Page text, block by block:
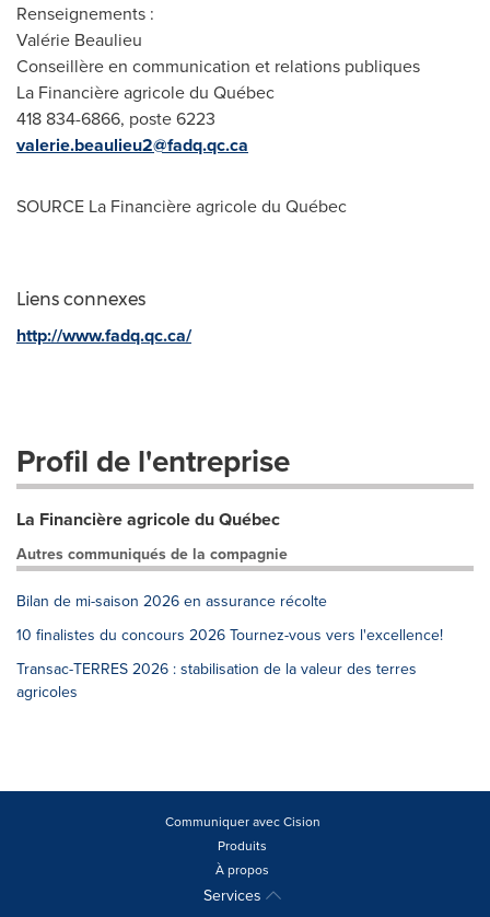
Renseignements :
Valérie Beaulieu
Conseillère en communication et relations publiques
La Financière agricole du Québec
418 834-6866, poste 6223
valerie.beaulieu2@fadq.qc.ca
SOURCE La Financière agricole du Québec
Liens connexes
http://www.fadq.qc.ca/
Profil de l'entreprise
La Financière agricole du Québec
Autres communiqués de la compagnie
Bilan de mi-saison 2026 en assurance récolte
10 finalistes du concours 2026 Tournez-vous vers l'excellence!
Transac-TERRES 2026 : stabilisation de la valeur des terres
agricoles
Communiquer avec Cision
Produits
À propos
Services